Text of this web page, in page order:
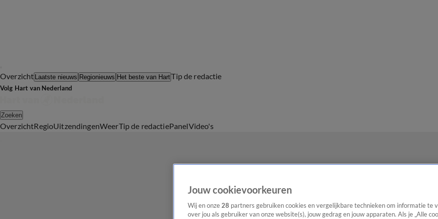
Overzicht Laatste nieuws Regionieuws Het beste van HartTip de redactie
Volg Hart van Nederland
Zoeken
OverzichtRegioUitzendingenWeerTip de redactiePanelVideo's
Jouw cookievoorkeuren
Wij en onze 28 partners gebruiken cookies en vergelijkbare technieken om informatie te
over jou als gebruiker van onze website(s), jouw gedrag en jouw apparaten. Als je „Alle